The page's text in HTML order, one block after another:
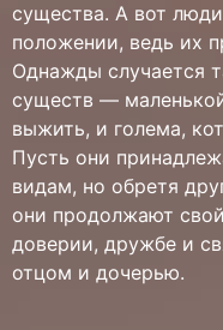
существа. А вот
положении, ведь их
Однажды случается
существ —
выжить, и голема,
Пусть они
видам, но обретя
они продолжают
доверии, дружбе и
отцом и дочерью.